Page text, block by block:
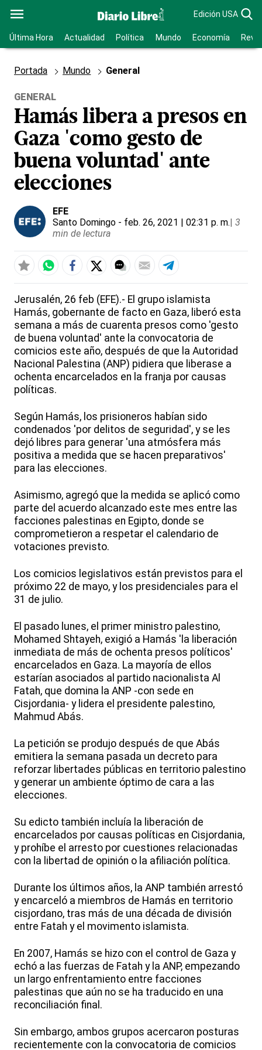
Edición USA
Última Hora Actualidad Política Mundo Economía
Portada Mundo General
GENERAL
Hamás libera a presos en
Gaza 'como gesto de
buena voluntad' ante
elecciones
EFE
Santo Domingo - feb. 26, 2021 | 02:31 p. m.| 3
min de lectura
Jerusalén, 26 feb (EFE).- El grupo islamista
Hamás, gobernante de facto en Gaza, liberó esta
semana a más de cuarenta presos como 'gesto
de buena voluntad' ante la convocatoria de
comicios este año, después de que la Autoridad
Nacional Palestina (ANP) pidiera que liberase a
ochenta encarcelados en la franja por causas
políticas.
Según Hamás, los prisioneros habían sido
condenados 'por delitos de seguridad', y se les
dejó libres para generar 'una atmósfera más
positiva a medida que se hacen preparativos'
para las elecciones.
Asimismo, agregó que la medida se aplicó como
parte del acuerdo alcanzado este mes entre las
facciones palestinas en Egipto, donde se
comprometieron a respetar el calendario de
votaciones previsto.
Los comicios legislativos están previstos para el
próximo 22 de mayo, y los presidenciales para el
31 de julio.
El pasado lunes, el primer ministro palestino,
Mohamed Shtayeh, exigió a Hamás 'la liberación
inmediata de más de ochenta presos políticos'
encarcelados en Gaza. La mayoría de ellos
estarían asociados al partido nacionalista Al
Fatah, que domina la ANP -con sede en
Cisjordania- y lidera el presidente palestino,
Mahmud Abás.
La petición se produjo después de que Abás
emitiera la semana pasada un decreto para
reforzar libertades públicas en territorio palestino
y generar un ambiente óptimo de cara a las
elecciones.
Su edicto también incluía la liberación de
encarcelados por causas políticas en Cisjordania,
y prohíbe el arresto por cuestiones relacionadas
con la libertad de opinión o la afiliación política.
Durante los últimos años, la ANP también arrestó
y encarceló a miembros de Hamás en territorio
cisjordano, tras más de una década de división
entre Fatah y el movimento islamista.
En 2007, Hamás se hizo con el control de Gaza y
echó a las fuerzas de Fatah y la ANP, empezando
un largo enfrentamiento entre facciones
palestinas que aún no se ha traducido en una
reconciliación final.
Sin embargo, ambos grupos acercaron posturas
recientemente con la convocatoria de comicios